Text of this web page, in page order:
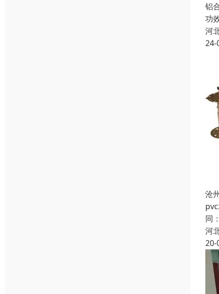
铝
功
河
24-
沧
同
河
20-